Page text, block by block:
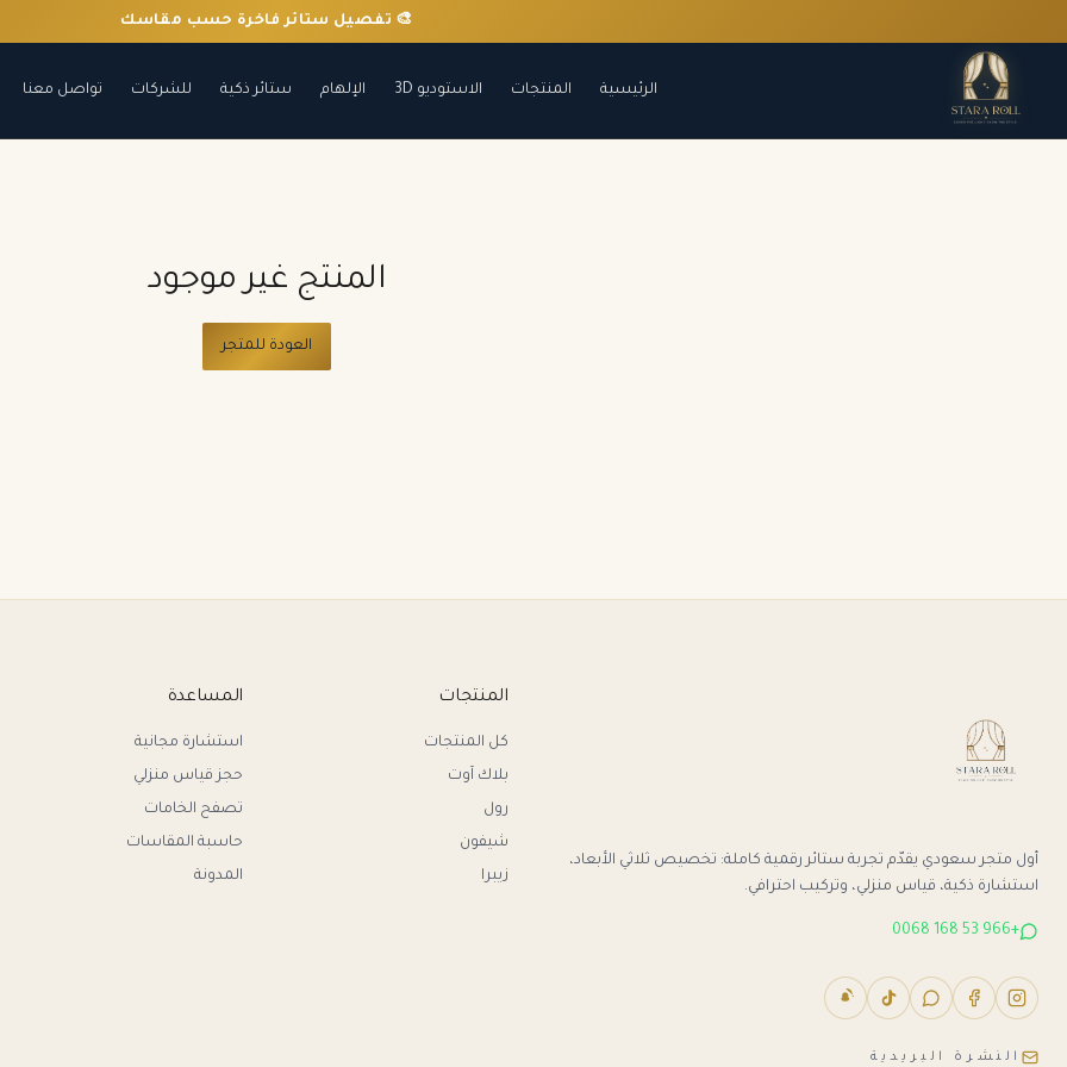
🎨 تفصيل ستائر فاخرة حسب مقاسك
الرئيسية المنتجات الاستوديو 3D الإلهام ستائر ذكية للشركات تواصل معنا
المنتج غير موجود
العودة للمتجر
أول متجر سعودي يقدّم تجربة ستائر رقمية كاملة: تخصيص ثلاثي الأبعاد،
استشارة ذكية، قياس منزلي، وتركيب احترافي.
+966 53 168 0068
النشرة البريدية
المنتجات
كل المنتجات
بلاك آوت
رول
شيفون
زيبرا
المساعدة
استشارة مجانية
حجز قياس منزلي
تصفح الخامات
حاسبة المقاسات
المدونة